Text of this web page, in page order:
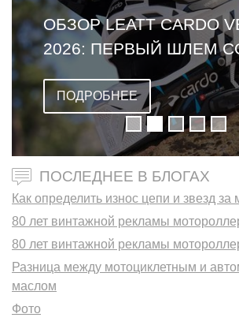
ОБЗОР LEATT CARDO
2026: ПЕРВЫЙ ШЛЕМ
ВСТРОЕННОЙ
ПОДРОБНЕЕ
ПОСЛЕДНЕЕ В БЛОГАХ
Как определить износ цепи и звезд за
80 лет винтажной рекламы
80 лет винтажной рекламы
Разница между мотоциклетным и
маслом
Фото